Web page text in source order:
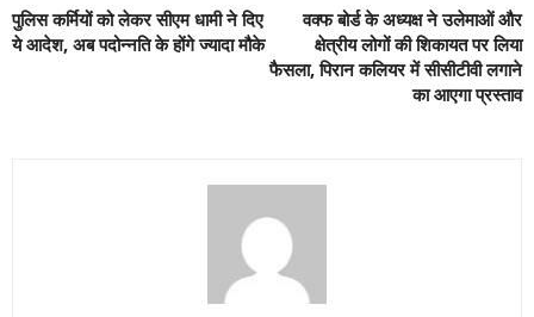
पुलिस कर्मियों को लेकर सीएम धामी ने दिए
ये आदेश, अब पदोन्नति के होंगे ज्यादा मौके
वक्फ बोर्ड के अध्यक्ष ने उलेमाओं और
क्षेत्रीय लोगों की शिकायत पर लिया
फैसला, पिरान कलियर में सीसीटीवी लगाने
का आएगा प्रस्ताव